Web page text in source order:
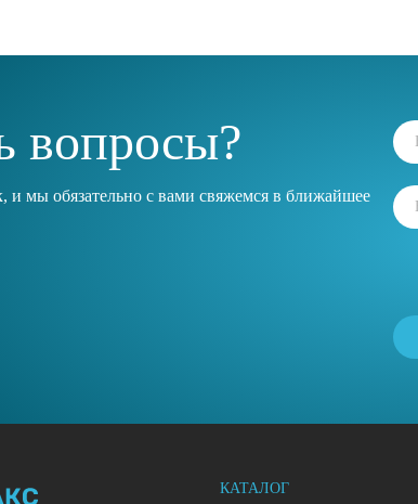
вопросы?
и мы обязательно с вами свяжемся в ближайшее
КАТАЛОГ